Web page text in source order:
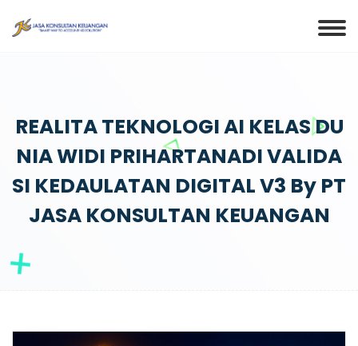
REALITA TEKNOLOGI AI KELAS DU
NIA WIDI PRIHARTANADI VALIDA
SI KEDAULATAN DIGITAL V3 By PT
JASA KONSULTAN KEUANGAN